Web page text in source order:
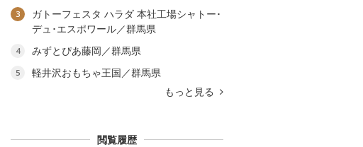
3
ガトーフェスタ ハラダ 本社工場シャトー･
デュ･エスポワール／群馬県
4 みずとぴあ藤岡／群馬県
5
軽井沢おもちゃ王国／群馬県
もっと見る
閲覧履歴